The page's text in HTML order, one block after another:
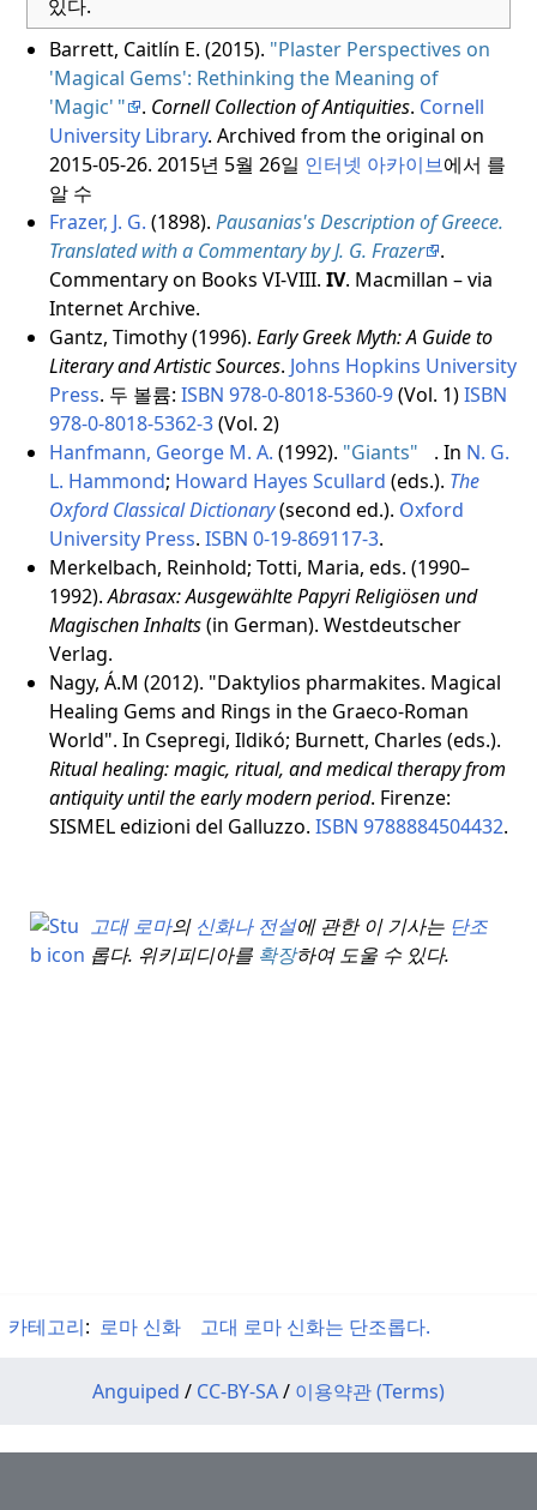
있다.
Barrett, Caitlín E. (2015). "Plaster Perspectives on
'Magical Gems': Rethinking the Meaning of
'Magic' " . Cornell Collection of Antiquities. Cornell
University Library. Archived from the original on
2015-05-26. 2015년 5월 26일 인터넷 아카이브에서 를
알 수
Frazer, J. G. (1898). Pausanias's Description of Greece.
Translated with a Commentary by J. G. Frazer
.
Commentary on Books VI-VIII. IV. Macmillan – via
Internet Archive.
Gantz, Timothy (1996). Early Greek Myth: A Guide to
Literary and Artistic Sources. Johns Hopkins University
Press. 두 볼륨: ISBN 978-0-8018-5360-9(Vol. 1)ISBN
978-0-8018-5362-3(Vol. 2)
Hanfmann, George M. A. (1992). "Giants" . In N. G.
L. Hammond; Howard Hayes Scullard (eds.). The
Oxford Classical Dictionary(second ed.). Oxford
University Press. ISBN 0-19-869117-3.
Merkelbach, Reinhold; Totti, Maria, eds. (1990–
1992).Abrasax: Ausgewählte Papyri Religiösen und
Magischen Inhalts(in German). Westdeutscher
Verlag.
Nagy, Á.M (2012). "Daktylios pharmakites. Magical
Healing Gems and Rings in the Graeco-Roman
World". In Csepregi, Ildikó; Burnett, Charles (eds.).
Ritual healing: magic, ritual, and medical therapy from
antiquity until the early modern period. Firenze:
SISMEL edizioni del Galluzzo. ISBN 9788884504432.
고대 로마의 신화나 전설에 관한 이 기사는 단조
롭다. 위키피디아를 확장하여 도울 수 있다.
카테고리: 로마 신화 고대 로마 신화는 단조롭다.
Anguiped / CC-BY-SA/ 이용약관 (Terms)